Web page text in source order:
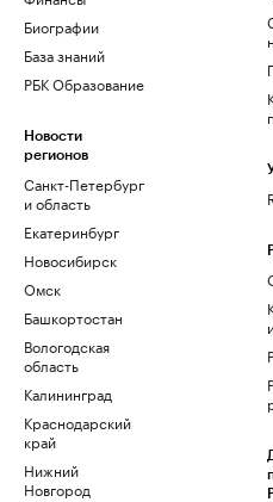
Биографии
База знаний
РБК Образование
Новости
регионов
Санкт-Петербург
и область
Екатеринбург
Новосибирск
Омск
Башкортостан
Вологодская
область
Калининград
Краснодарский
край
Нижний
Новгород